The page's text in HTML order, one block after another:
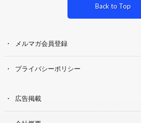
Back to Top
メルマガ会員登録
プライバシーポリシー
広告掲載